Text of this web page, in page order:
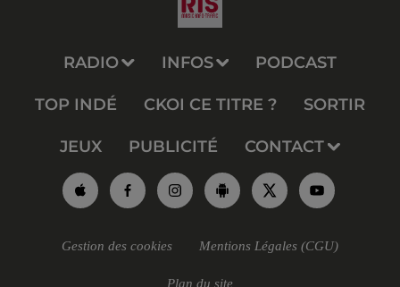
RADIO INFOS PODCAST
TOP INDÉ CKOI CE TITRE ? SORTIR
JEUX PUBLICITÉ CONTACT
Gestion des cookies Mentions Légales (CGU)
Plan du site